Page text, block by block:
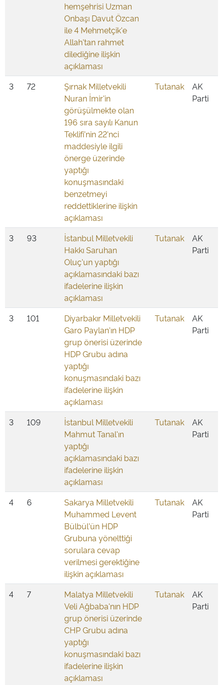
hemşehrisi Uzman
Onbaşı Davut Özcan
ile 4 Mehmetçik'e
Allah'tan rahmet
dilediğine ilişkin
açıklaması
3 72
Şırnak Milletvekili
Nuran İmir'in
görüşülmekte olan
196 sıra sayılı Kanun
Teklifi'nin 22'nci
maddesiyle ilgili
önerge üzerinde
yaptığı
konuşmasındaki
benzetmeyi
reddettiklerine ilişkin
açıklaması
Tutanak
AK
Parti
3 93
İstanbul Milletvekili
Hakkı Saruhan
Oluç'un yaptığı
açıklamasındaki bazı
ifadelerine ilişkin
açıklaması
Tutanak
AK
Parti
3 101
Diyarbakır Milletvekili
Garo Paylan'ın HDP
grup önerisi üzerinde
HDP Grubu adına
yaptığı
konuşmasındaki bazı
ifadelerine ilişkin
açıklaması
Tutanak
AK
Parti
3 109
İstanbul Milletvekili
Mahmut Tanal'ın
yaptığı
açıklamasındaki bazı
ifadelerine ilişkin
açıklaması
Tutanak
AK
Parti
4 6
Sakarya Milletvekili
Muhammed Levent
Bülbül'ün HDP
Grubuna yönelttiği
sorulara cevap
verilmesi gerektiğine
ilişkin açıklaması
Tutanak
AK
Parti
4 7
Malatya Milletvekili
Veli Ağbaba'nın HDP
grup önerisi üzerinde
CHP Grubu adına
yaptığı
konuşmasındaki bazı
ifadelerine ilişkin
açıklaması
Tutanak
AK
Parti